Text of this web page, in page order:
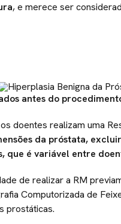
, e merece ser
antes do
doentes realizam uma
da próstata,
que é variável entre
de realizar a RM
Computorizada de
prostáticas.